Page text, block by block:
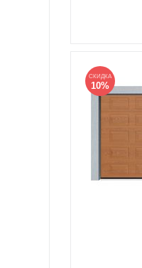
СКИДКА
10%